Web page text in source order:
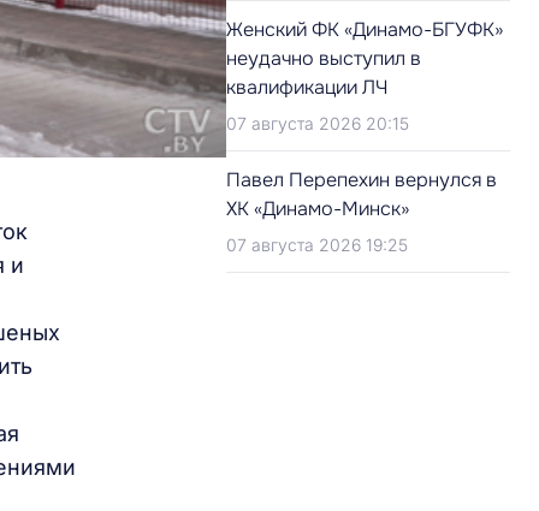
и
Женский ФК «Динамо-БГУФК»
неудачно выступил в
квалификации ЛЧ
07 августа 2026 20:15
Павел Перепехин вернулся в
ХК «Динамо-Минск»
07 августа 2026 19:25